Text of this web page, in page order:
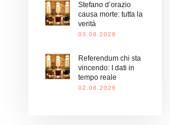
Stefano d’orazio
causa morte: tutta la
verità
03.08.2026
Referendum chi sta
vincendo: I dati in
tempo reale
02.08.2026